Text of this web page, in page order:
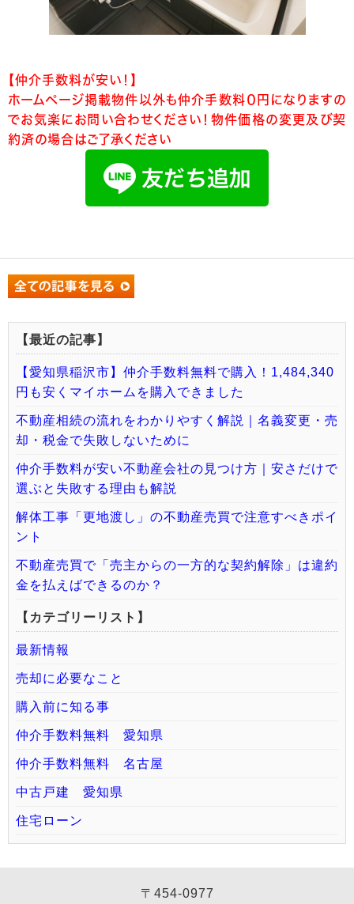
【仲介手数料が安い！】
ホームページ掲載物件以外も仲介手数料０円になりますの
でお気楽にお問い合わせください！物件価格の変更及び契
約済の場合はご了承ください
【最近の記事】
【愛知県稲沢市】仲介手数料無料で購入！1,484,340
円も安くマイホームを購入できました
不動産相続の流れをわかりやすく解説｜名義変更・売
却・税金で失敗しないために
仲介手数料が安い不動産会社の見つけ方｜安さだけで
選ぶと失敗する理由も解説
解体工事「更地渡し」の不動産売買で注意すべきポイ
ント
不動産売買で「売主からの一方的な契約解除」は違約
金を払えばできるのか？
【カテゴリーリスト】
最新情報
売却に必要なこと
購入前に知る事
仲介手数料無料 愛知県
仲介手数料無料 名古屋
中古戸建 愛知県
住宅ローン
〒454-0977